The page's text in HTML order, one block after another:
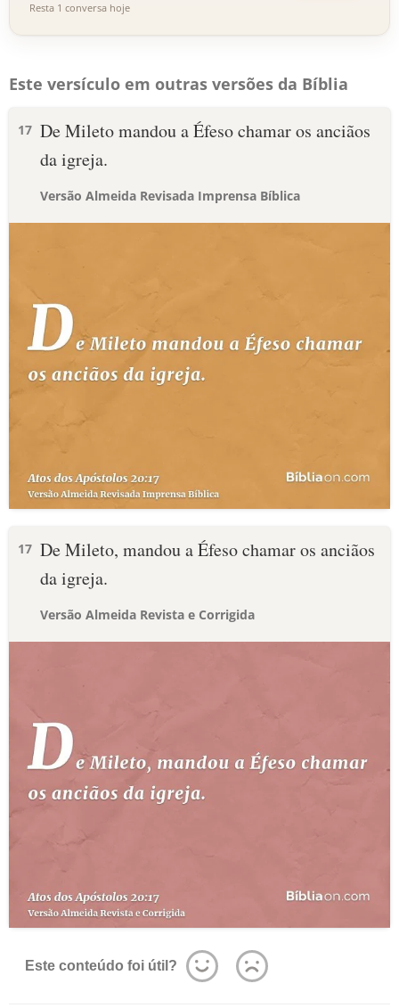
Resta 1 conversa hoje
Este versículo em outras versões da Bíblia
17 De Mileto mandou a Éfeso chamar os anciãos
da igreja.
Versão Almeida Revisada Imprensa Bíblica
17 De Mileto, mandou a Éfeso chamar os anciãos
da igreja.
Versão Almeida Revista e Corrigida
Este conteúdo foi útil?